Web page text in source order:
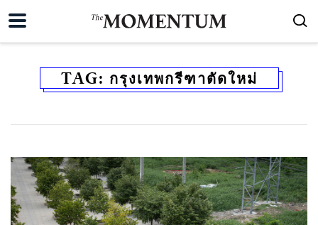
TAG: กรุงเทพกรีฑาตัดใหม่